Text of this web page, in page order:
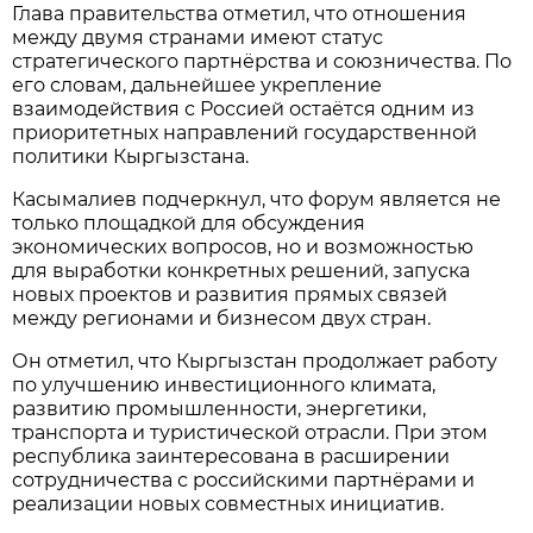
Глава правительства отметил, что отношения
между двумя странами имеют статус
стратегического партнёрства и союзничества. По
его словам, дальнейшее укрепление
взаимодействия с Россией остаётся одним из
приоритетных направлений государственной
политики Кыргызстана.
Касымалиев подчеркнул, что форум является не
только площадкой для обсуждения
экономических вопросов, но и возможностью
для выработки конкретных решений, запуска
новых проектов и развития прямых связей
между регионами и бизнесом двух стран.
Он отметил, что Кыргызстан продолжает работу
по улучшению инвестиционного климата,
развитию промышленности, энергетики,
транспорта и туристической отрасли. При этом
республика заинтересована в расширении
сотрудничества с российскими партнёрами и
реализации новых совместных инициатив.